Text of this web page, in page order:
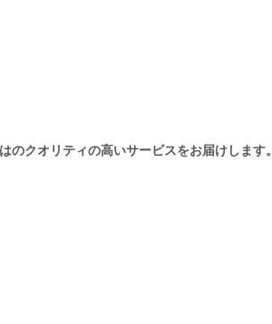
のクオリティの高いサービスをお届けします。